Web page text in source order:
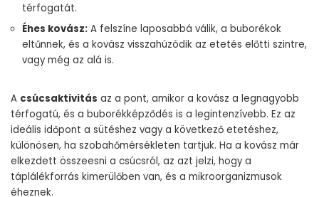
térfogatát.
Éhes kovász: A felszíne laposabbá válik, a buborékok
eltűnnek, és a kovász visszahúzódik az etetés előtti szintre,
vagy még az alá is.
A csúcsaktivitás az a pont, amikor a kovász a legnagyobb
térfogatú, és a buborékképződés is a legintenzívebb. Ez az
ideális időpont a sütéshez vagy a következő etetéshez,
különösen, ha szobahőmérsékleten tartjuk. Ha a kovász már
elkezdett összeesni a csúcsról, az azt jelzi, hogy a
táplálékforrás kimerülőben van, és a mikroorganizmusok
éheznek.